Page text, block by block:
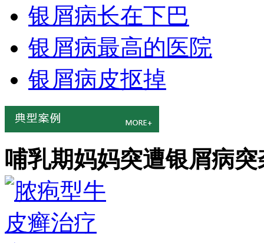
银屑病长在下巴
银屑病最高的医院
银屑病皮抠掉
哺乳期妈妈突遭银屑病